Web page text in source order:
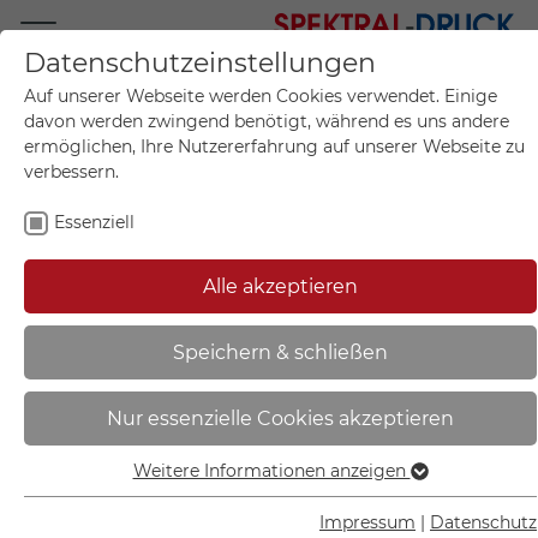
Mo.-Fr. 09:00-17:00
+49 (0)711 55 75 25
Mein Konto
Mein Warenkorb
Sie sind hier: Start
SafetyMarking Rohrleitungspfeil |
Heizung Vorlauf - 21.4073
Datenschutzeinstellungen
Auf unserer Webseite werden Cookies verwendet. Einige
davon werden zwingend benötigt, während es uns andere
ermöglichen, Ihre Nutzererfahrung auf unserer Webseite zu
verbessern.
Essenziell
Alle akzeptieren
Speichern & schließen
Nur essenzielle Cookies akzeptieren
Essenziell
Essenzielle Cookies werden für grundlegende Funktionen
Weitere Informationen anzeigen
Impressum Datenschutz